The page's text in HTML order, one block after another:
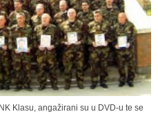
Klasu, angažirani su u DVD-u te se